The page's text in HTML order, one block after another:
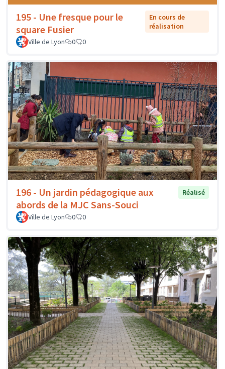
195 - Une fresque pour le
square Fusier
En cours de
réalisation
Ville de Lyon
0 0
196 - Un jardin pédagogique aux
abords de la MJC Sans-Souci
Réalisé
Ville de Lyon 0 0